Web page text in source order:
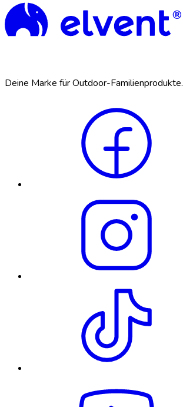
Deine Marke für Outdoor-Familienprodukte.